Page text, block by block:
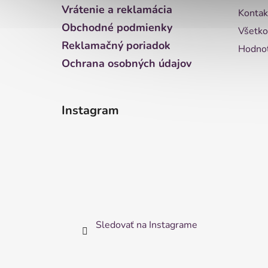
Vrátenie a reklamácia
Obchodné podmienky
Reklamačný poriadok
Ochrana osobných údajov
Instagram
Sledovať na Instagrame